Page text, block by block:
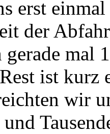
erst
der
mal
ist kurz
wir